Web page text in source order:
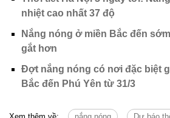
nhiệt cao nhất 37 độ
Nắng nóng ở miền Bắc đến
gắt hơn
Đợt nắng nóng có nơi đặc biệt
Bắc đến Phú Yên từ 31/3